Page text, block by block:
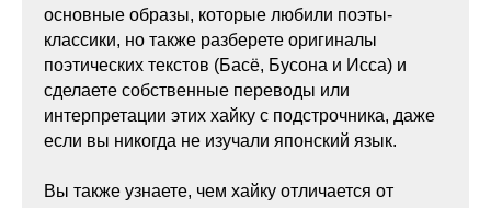
основные образы, которые любили поэты-
классики, но также разберете оригиналы
поэтических текстов (Басё, Бусона и Исса) и
сделаете собственные переводы или
интерпретации этих хайку с подстрочника, даже
если вы никогда не изучали японский язык.
Вы также узнаете, чем хайку отличается от